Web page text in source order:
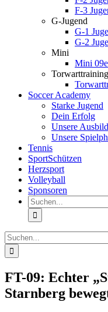
F-3
G-Jugend
G-1
G-2
Mini
Mini
Torwarttraining
Soccer Academy
Starke Jugend
Dein Erfolg
Unsere
Unsere
Tennis
SportSchützen
Herzsport
Volleyball
Sponsoren
Suche
nach:
Suche
nach:
FT-09: Echter
Starnberg